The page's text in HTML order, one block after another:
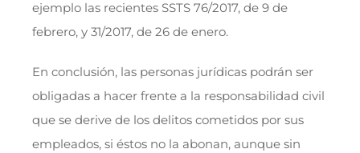
ejemplo las recientes SSTS 76/2017, de 9 de
febrero, y 31/2017, de 26 de enero.
En conclusión, las personas jurídicas podrán ser
obligadas a hacer frente a la responsabilidad civil
que se derive de los delitos cometidos por sus
empleados, si éstos no la abonan, aunque sin